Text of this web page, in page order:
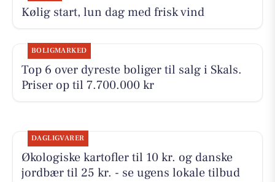
Kølig start, lun dag med frisk vind
BOLIGMARKED
Top 6 over dyreste boliger til salg i Skals.
Priser op til 7.700.000 kr
DAGLIGVARER
Økologiske kartofler til 10 kr. og danske
jordbær til 25 kr. - se ugens lokale tilbud